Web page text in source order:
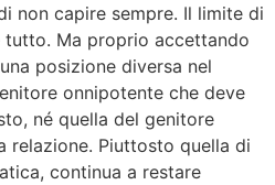
non capire sempre. Il limite di
Ma proprio accettando
posizione diversa nel
onnipotente che deve
né quella del genitore
relazione. Piuttosto quella di
continua a restare